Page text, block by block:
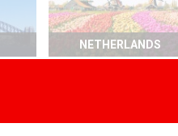
NETHERLANDS